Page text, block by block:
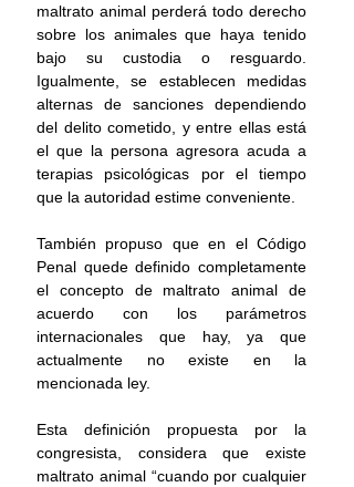
maltrato animal perderá todo derecho
sobre los animales que haya tenido
bajo su custodia o resguardo.
Igualmente, se establecen medidas
alternas de sanciones dependiendo
del delito cometido, y entre ellas está
el que la persona agresora acuda a
terapias psicológicas por el tiempo
que la autoridad estime conveniente.
También propuso que en el Código
Penal quede definido completamente
el concepto de maltrato animal de
acuerdo con los parámetros
internacionales que hay, ya que
actualmente no existe en la
mencionada ley.
Esta definición propuesta por la
congresista, considera que existe
maltrato animal “cuando por cualquier